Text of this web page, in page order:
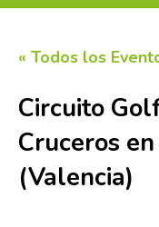
« Todos los
Circuito
Cruceros
(Valencia)